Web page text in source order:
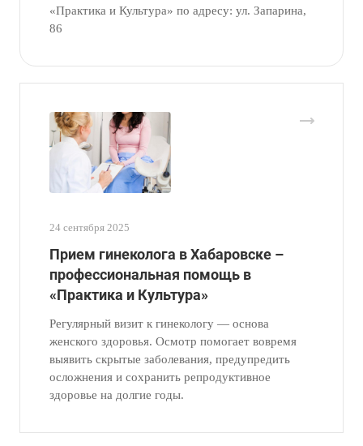
«Практика и Культура» по адресу: ул. Запарина,
86
24 сентября 2025
Прием гинеколога в Хабаровске –
профессиональная помощь в
«Практика и Культура»
Регулярный визит к гинекологу — основа
женского здоровья. Осмотр помогает вовремя
выявить скрытые заболевания, предупредить
осложнения и сохранить репродуктивное
здоровье на долгие годы.